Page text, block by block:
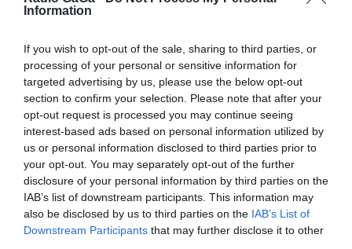
Information
If you wish to opt-out of the sale, sharing to third parties, or
processing of your personal or sensitive information for
targeted advertising by us, please use the below opt-out
section to confirm your selection. Please note that after your
opt-out request is processed you may continue seeing
interest-based ads based on personal information utilized by
us or personal information disclosed to third parties prior to
your opt-out. You may separately opt-out of the further
disclosure of your personal information by third parties on the
IAB’s list of downstream participants. This information may
also be disclosed by us to third parties on the IAB’s List of
Downstream Participants that may further disclose it to other
navigáció
BEJEGYZÉS
tanácsa az
Anghel
Saligny-
programon
keresztül
újítaná meg
a város több
utcáját
BEJEGYZÉS
támogatásb
ól és
egyszerűsít
eljárásban
telekkönyve
ztethetik a
kül- és
belterületek
et az
érintettek